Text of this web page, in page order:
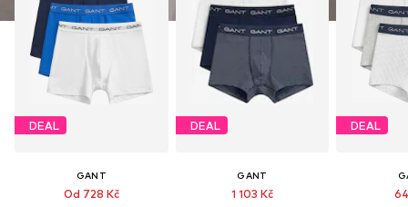
DEAL
GANT
Od 728 Kč
DEAL
GANT
1 103 Kč
DEAL